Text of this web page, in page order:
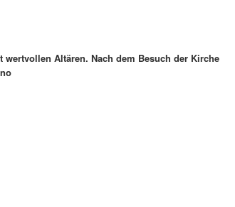
Altären. Nach dem Besuch der Kirche